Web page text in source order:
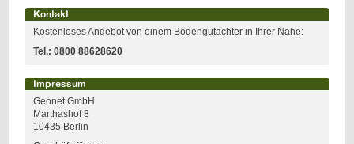
Kontakt
Kostenloses Angebot von einem Bodengutachter in Ihrer Nähe:
Tel.: 0800 88628620
Impressum
Geonet GmbH
Marthashof 8
10435 Berlin